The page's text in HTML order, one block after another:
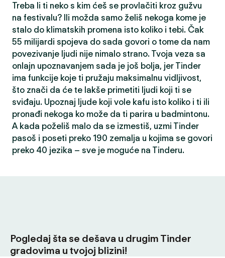
Treba li ti neko s kim ćeš se provlačiti kroz gužvu
na festivalu? Ili možda samo želiš nekoga kome je
stalo do klimatskih promena isto koliko i tebi. Čak
55 milijardi spojeva do sada govori o tome da nam
povezivanje ljudi nije nimalo strano. Tvoja veza sa
onlajn upoznavanjem sada je još bolja, jer Tinder
ima funkcije koje ti pružaju maksimalnu vidljivost,
što znači da će te lakše primetiti ljudi koji ti se
sviđaju. Upoznaj ljude koji vole kafu isto koliko i ti ili
pronađi nekoga ko može da ti parira u badmintonu.
A kada poželiš malo da se izmestiš, uzmi Tinder
pasoš i poseti preko 190 zemalja u kojima se govori
preko 40 jezika – sve je moguće na Tinderu.
Pogledaj šta se dešava u drugim Tinder
gradovima u tvojoj blizini!